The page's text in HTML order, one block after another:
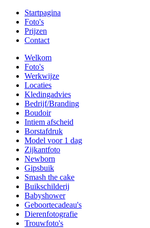
Startpagina
Foto's
Prijzen
Contact
Welkom
Foto's
Werkwijze
Locaties
Kledingadvies
Bedrijf/Branding
Boudoir
Intiem afscheid
Borstafdruk
Model voor 1 dag
Zijkantfoto
Newborn
Gipsbuik
Smash the cake
Buikschilderij
Babyshower
Geboortecadeau's
Dierenfotografie
Trouwfoto's